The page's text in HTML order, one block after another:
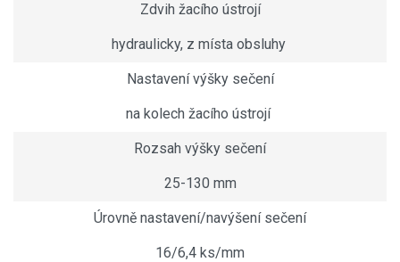
Zdvih žacího ústrojí
hydraulicky, z místa obsluhy
Nastavení výšky sečení
na kolech žacího ústrojí
Rozsah výšky sečení
25-130 mm
Úrovně nastavení/navýšení sečení
16/6,4 ks/mm